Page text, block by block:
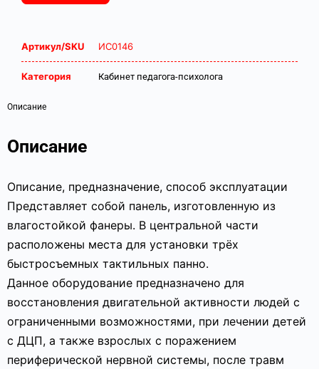
Артикул/SKU ИС0146
Категория Кабинет педагога-психолога
Описание
Описание
Описание, предназначение, способ эксплуатации
Представляет собой панель, изготовленную из
влагостойкой фанеры. В центральной части
расположены места для установки трёх
быстросъемных тактильных панно.
Данное оборудование предназначено для
восстановления двигательной активности людей с
ограниченными возможностями, при лечении детей
с ДЦП, а также взрослых с поражением
периферической нервной системы, после травм